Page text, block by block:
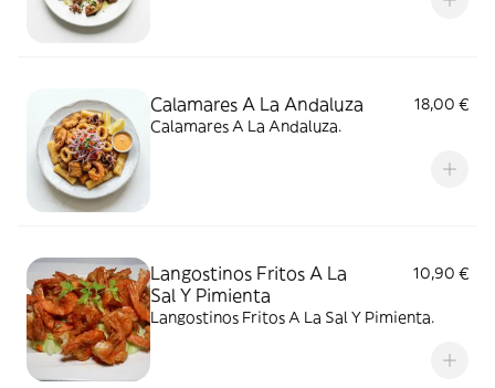
Calamares A La Andaluza
18,00 €
Calamares A La Andaluza.
Langostinos Fritos A La
Sal Y Pimienta
10,90 €
Langostinos Fritos A La Sal Y Pimienta.